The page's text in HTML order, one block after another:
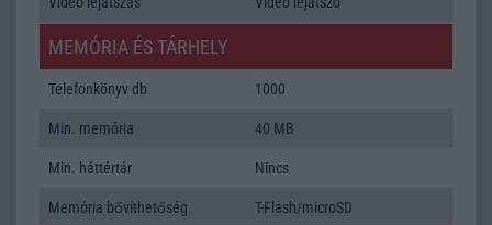
MEMÓRIA ÉS TÁRHELY
Telefonkönyv db 1000
Min. memória 40 MB
Min. háttértár Nincs
Memória bővíthetőség T-Flash/microSD